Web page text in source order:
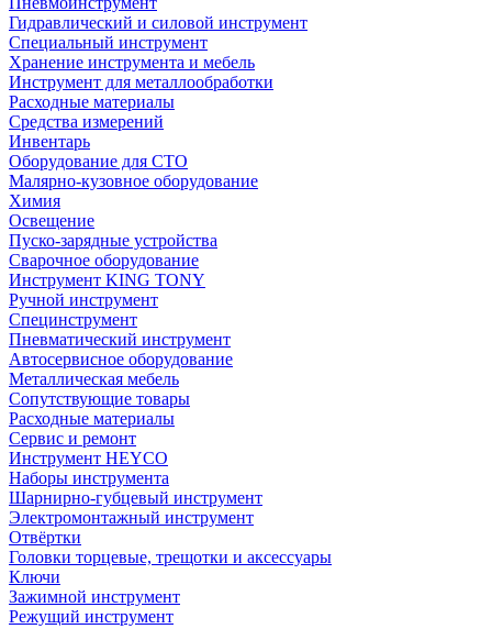
Гидравлический и силовой инструмент
Специальный инструмент
Хранение инструмента и мебель
Инструмент для металлообработки
Расходные материалы
Средства измерений
Инвентарь
Оборудование для СТО
Малярно-кузовное оборудование
Химия
Освещение
Пуско-зарядные устройства
Сварочное оборудование
Инструмент KING TONY
Ручной инструмент
Специнструмент
Пневматический инструмент
Автосервисное оборудование
Металлическая мебель
Сопутствующие товары
Расходные материалы
Сервис и ремонт
Инструмент HEYCO
Наборы инструмента
Шарнирно-губцевый инструмент
Электромонтажный инструмент
Отвёртки
Головки торцевые, трещотки и аксессуары
Ключи
Зажимной инструмент
Режущий инструмент